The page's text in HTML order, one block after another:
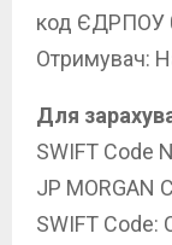
код ЄДРПОУ
Отримувач:
Для
SWIFT Code
JP MORGAN
SWIFT Code: